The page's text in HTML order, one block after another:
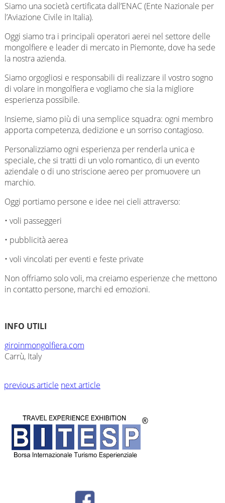
Siamo una società certificata dall’ENAC (Ente Nazionale per
l’Aviazione Civile in Italia).
Oggi siamo tra i principali operatori aerei nel settore delle
mongolfiere e leader di mercato in Piemonte, dove ha sede
la nostra azienda.
Siamo orgogliosi e responsabili di realizzare il vostro sogno
di volare in mongolfiera e vogliamo che sia la migliore
esperienza possibile.
Insieme, siamo più di una semplice squadra: ogni membro
apporta competenza, dedizione e un sorriso contagioso.
Personalizziamo ogni esperienza per renderla unica e
speciale, che si tratti di un volo romantico, di un evento
aziendale o di uno striscione aereo per promuovere un
marchio.
Oggi portiamo persone e idee nei cieli attraverso:
• voli passeggeri
• pubblicità aerea
• voli vincolati per eventi e feste private
Non offriamo solo voli, ma creiamo esperienze che mettono
in contatto persone, marchi ed emozioni.
INFO UTILI
giroinmongolfiera.com
Carrù, Italy
previous article next article